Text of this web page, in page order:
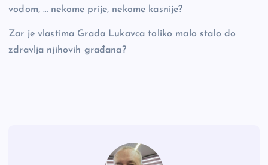
vodom, … nekome prije, nekome kasnije?
Zar je vlastima Grada Lukavca toliko malo stalo do
zdravlja njihovih građana?